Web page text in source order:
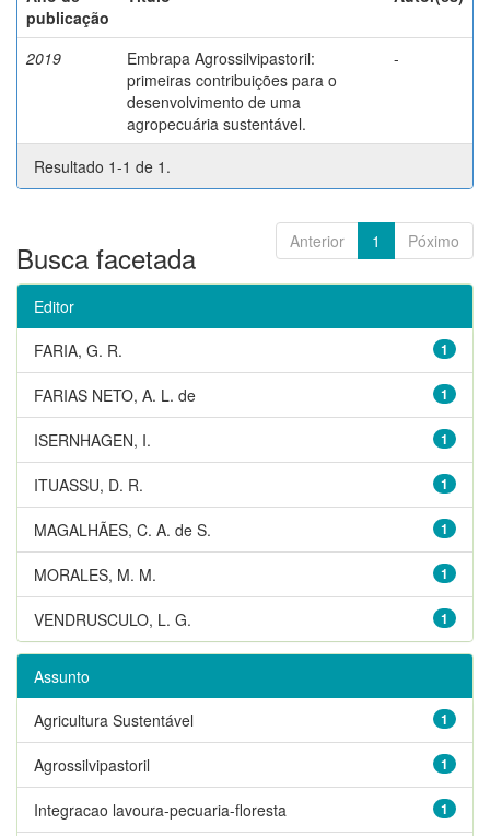
publicação
2019
Embrapa Agrossilvipastoril:
primeiras contribuições para o
desenvolvimento de uma
agropecuária sustentável.
-
Resultado 1-1 de 1.
Anterior 1 Póximo
Busca facetada
Editor
1
FARIA, G. R.
1
FARIAS NETO, A. L. de
1
ISERNHAGEN, I.
1
ITUASSU, D. R.
1
MAGALHÃES, C. A. de S.
1
MORALES, M. M.
1
VENDRUSCULO, L. G.
Assunto
1
Agricultura Sustentável
1
Agrossilvipastoril
1
Integracao lavoura-pecuaria-floresta